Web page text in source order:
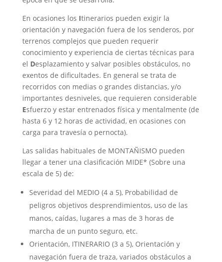
En ocasiones los Itinerarios pueden exigir la
orientación y navegación fuera de los senderos, por
terrenos complejos que pueden requerir
conocimiento y experiencia de ciertas técnicas para
el Desplazamiento y salvar posibles obstáculos, no
exentos de dificultades. En general se trata de
recorridos con medias o grandes distancias, y/o
importantes desniveles, que requieren considerable
Esfuerzo y estar entrenados física y mentalmente (de
hasta 6 y 12 horas de actividad, en ocasiones con
carga para travesía o pernocta).
Las salidas habituales de MONTAÑISMO pueden
llegar a tener una clasificación MIDE* (Sobre una
escala de 5) de:
Severidad del MEDIO (4 a 5), Probabilidad de
peligros objetivos desprendimientos, uso de las
manos, caídas, lugares a mas de 3 horas de
marcha de un punto seguro, etc.
Orientación, ITINERARIO (3 a 5), Orientación y
navegación fuera de traza, variados obstáculos a